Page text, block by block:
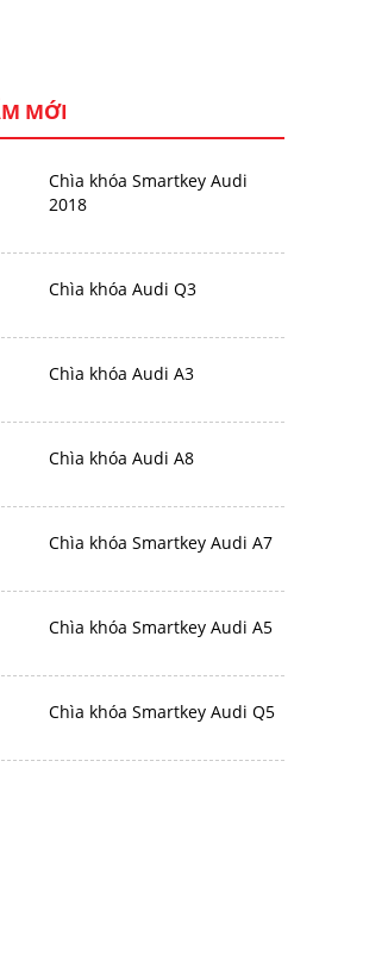
MỚI
Chìa khóa Smartkey Audi
2018
Chìa khóa Audi Q3
Chìa khóa Audi A3
Chìa khóa Audi A8
Chìa khóa Smartkey Audi A7
Chìa khóa Smartkey Audi A5
Chìa khóa Smartkey Audi Q5